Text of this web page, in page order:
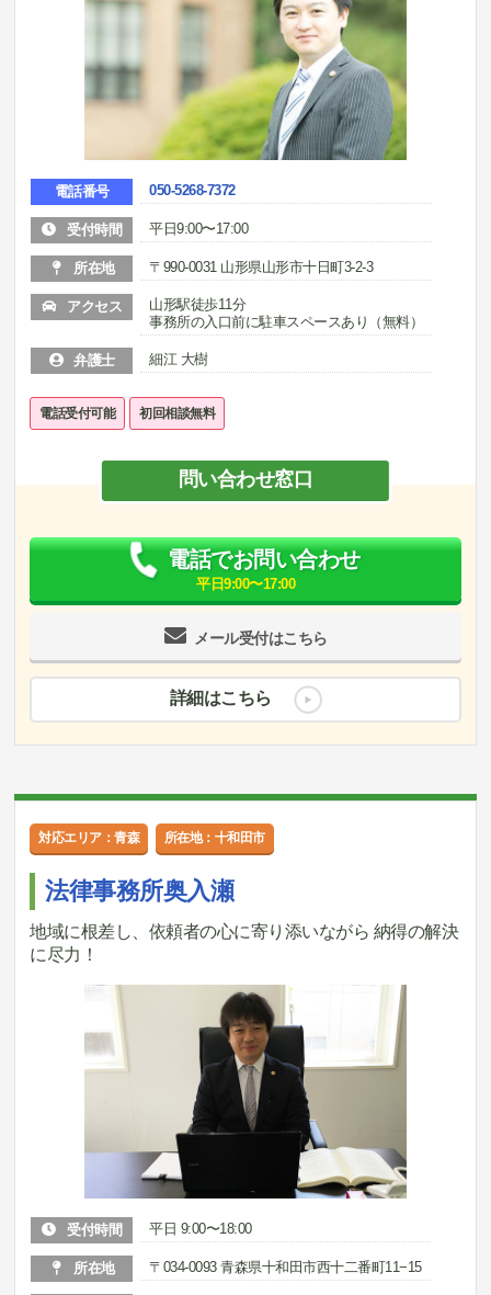
電話番号 050-5268-7372
受付時間 平日9:00〜17:00
所在地 〒990-0031 山形県山形市十日町3-2-3
アクセス
山形駅徒歩11分
事務所の入口前に駐車スペースあり（無料）
弁護士 細江 大樹
電話受付可能 初回相談無料
問い合わせ窓口
メール受付はこちら
電話でお問い合わせ
平日9:00〜17:00
詳細はこちら
対応エリア：青森 所在地：十和田市
法律事務所奥入瀬
地域に根差し、依頼者の心に寄り添いながら 納得の解決
に尽力！
受付時間 平日 9:00〜18:00
所在地 〒034-0093 青森県十和田市西十二番町11−15